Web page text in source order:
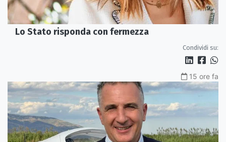
Lo Stato risponda con fermezza
Condividi su:
15 ore fa